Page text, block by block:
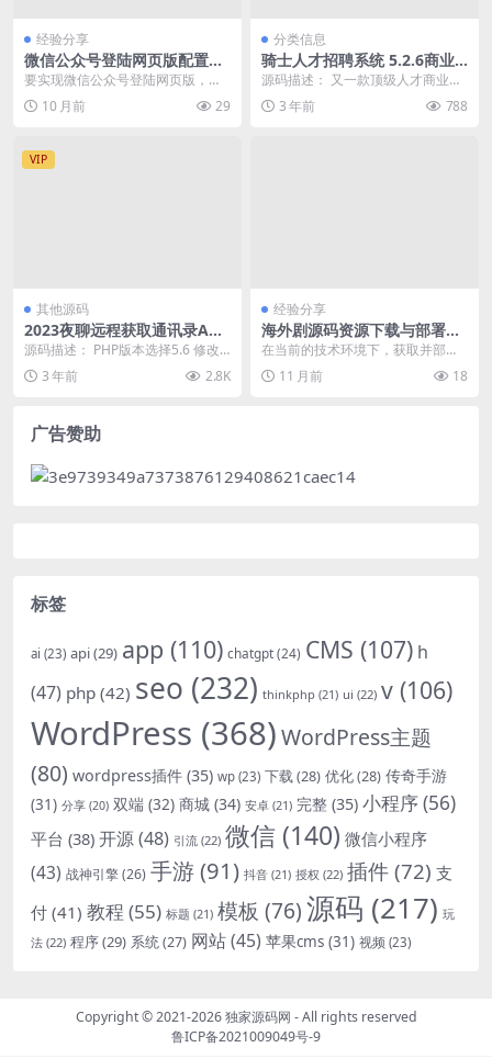
经验分享
微信公众号登陆网页版配置及
故障排查
要实现微信公众号登陆网页版，需
要配置OAuth2.0授权和生成网页授
权域名。以下...
10 月前 29
分类信息
骑士人才招聘系统 5.2.6商业
版带全部26个插件 可封装app
带全部运营和开发手册
源码描述： 又一款顶级人才商业系
统源码，可以在线升级，带全部26
个商业插件，至此...
3 年前 788
VIP
其他源码
2023夜聊远程获取通讯录AP
P/相册/短信/双端
源码描述： PHP版本选择5.6 修改
数据库 app/database.php ...
3 年前 2.8K
经验分享
海外剧源码资源下载与部署实
战教程
在当前的技术环境下，获取并部署
最新的海外剧源码资源已成为许多
开发者和技术爱好者的...
11 月前 18
广告赞助
标签
ai (23) api(29) app (110) chatgpt(24) CMS (107) h
(47) php (42) seo (232) thinkphp (21) ui (22) v (106)
WordPress (368)WordPress主题
(80) wordpress插件 (35) wp (23) 下载(28) 优化(28) 传奇手游
(31) 分享 (20) 双端 (32) 商城 (34) 安卓 (21) 完整 (35) 小程序(56)
平台 (38) 开源(48) 引流 (22) 微信 (140) 微信小程序
(43) 战神引擎(26) 手游(91) 抖音 (21) 授权 (22) 插件 (72) 支
付 (41) 教程 (55) 标题 (21) 模板 (76)源码 (217) 玩
法 (22) 程序(29) 系统(27) 网站(45) 苹果cms (31) 视频 (23)
Copyright © 2021-2026独家源码网 - All rights reserved
鲁ICP备2021009049号-9